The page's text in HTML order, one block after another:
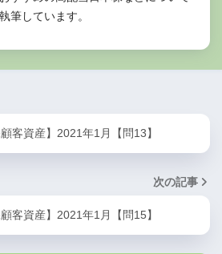
いての相続税の課税価格の計算
（
べき価額とすることができま
価減の限度面積と減額割合
筆しています。
客資産】2021年1月【問13】
次の記事
客資産】2021年1月【問15】